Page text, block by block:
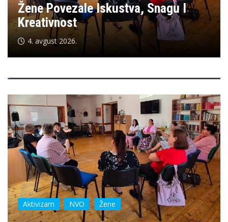
Žene Povezale Iskustva, Snagu I
Kreativnost
4. avgust 2026.
Aktivizam NVO Žene